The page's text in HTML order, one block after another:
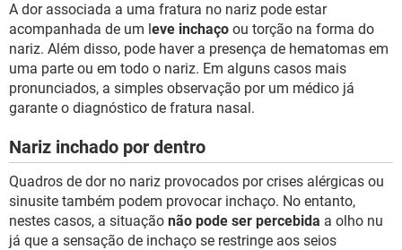
A dor associada a uma fratura no nariz pode estar
acompanhada de um leve inchaço ou torção na forma do
nariz. Além disso, pode haver a presença de hematomas em
uma parte ou em todo o nariz. Em alguns casos mais
pronunciados, a simples observação por um médico já
garante o diagnóstico de fratura nasal.
Nariz inchado por dentro
Quadros de dor no nariz provocados por crises alérgicas ou
sinusite também podem provocar inchaço. No entanto,
nestes casos, a situação não pode ser percebida a olho nu
já que a sensação de inchaço se restringe aos seios